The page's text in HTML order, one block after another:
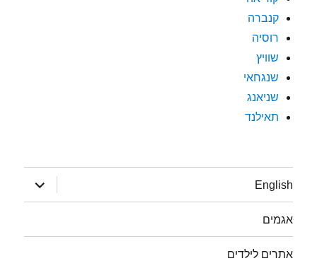
קנברה
רוסיה
שוויץ
שנגחאי
שניאנג
תאילנד
English
הצג
תפריט
אגמים
אתרים לילדים